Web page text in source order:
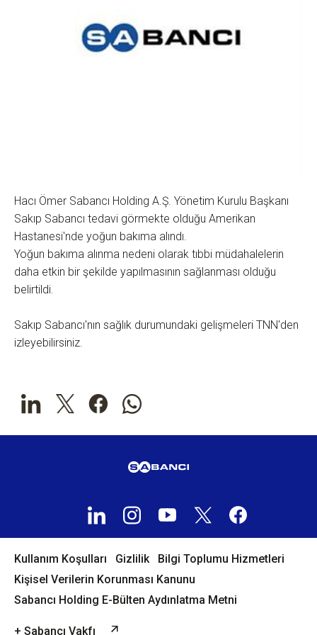
Hacı Ömer Sabancı Holding A.Ş. Yönetim Kurulu Başkanı
Sakıp Sabancı tedavi görmekte olduğu Amerikan
Hastanesi'nde yoğun bakıma alındı.
Yoğun bakıma alınma nedeni olarak tıbbi müdahalelerin
daha etkin bir şekilde yapılmasının sağlanması olduğu
belirtildi.
Sakıp Sabancı'nın sağlık durumundaki gelişmeleri TNN'den
izleyebilirsiniz.
Kullanım Koşulları Gizlilik
Bilgi Toplumu Hizmetleri
Kişisel Verilerin Korunması Kanunu
Sabancı Holding E-Bülten Aydınlatma Metni
+ Sabancı Vakfı